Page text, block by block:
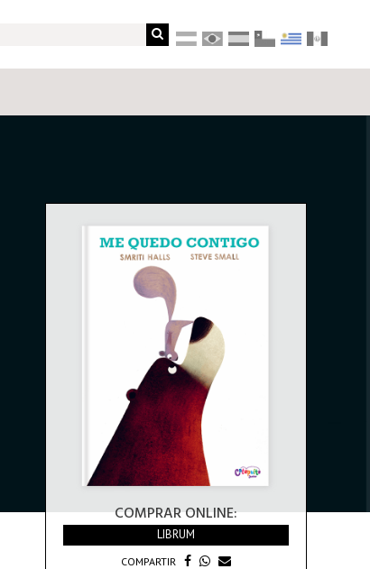
COMPRAR ONLINE:
LIBRUM
COMPARTIR